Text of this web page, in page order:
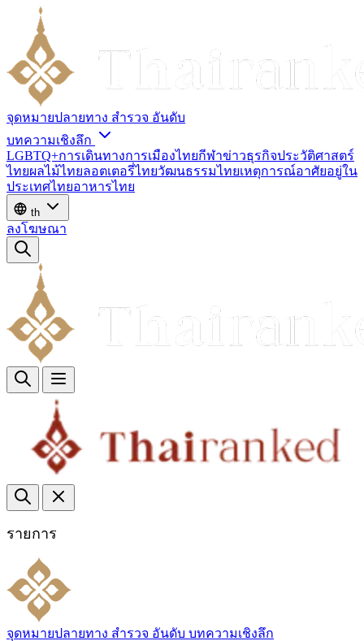
จุดหมายปลายทาง สำรวจ อันดับ
บทความเชิงลึก
LGBTQ+การเดินทางการเมืองไทยกีฬาข่าวธุรกิจประวัติศาสตร์
ไทยผลไม้ไทยลอตเตอรี่ไทยวัฒนธรรมไทยเหตุการณ์อาศัยอยู่ใน
ประเทศไทยอาหารไทย
th
ลงโฆษณา
รายการ
จุดหมายปลายทาง สำรวจ อันดับ บทความเชิงลึก